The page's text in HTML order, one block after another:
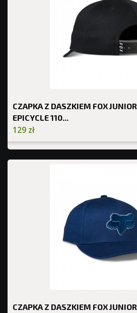
CZAPKA Z DASZKIEM FOX JUNIOR
EPICYCLE 110...
129 zł
CZAPKA Z DASZKIEM FOX JUNIOR